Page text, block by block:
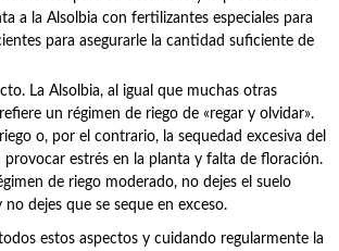
a la Alsolbia con fertilizantes especiales para
para asegurarle la cantidad suficiente de
La Alsolbia, al igual que muchas otras
un régimen de riego de «regar y olvidar».
o, por el contrario, la sequedad excesiva del
provocar estrés en la planta y falta de floración.
de riego moderado, no dejes el suelo
dejes que se seque en exceso.
estos aspectos y cuidando regularmente la